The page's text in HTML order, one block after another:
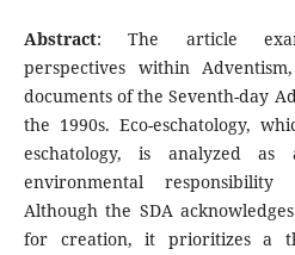
Abstract: The article
perspectives within
documents of the Seventh-day
the 1990s. Eco-eschatology,
eschatology, is analyzed
environmental
Although the SDA
for creation, it prioritizes a